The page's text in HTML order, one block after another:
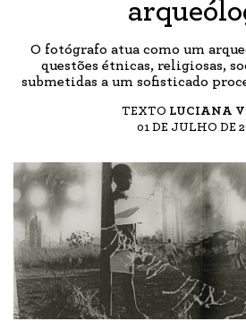
O fotógrafo atua como um
questões étnicas, religiosas,
submetidas a um sofisticado
TEXTO LUCIANA
01 DE JULHO DE